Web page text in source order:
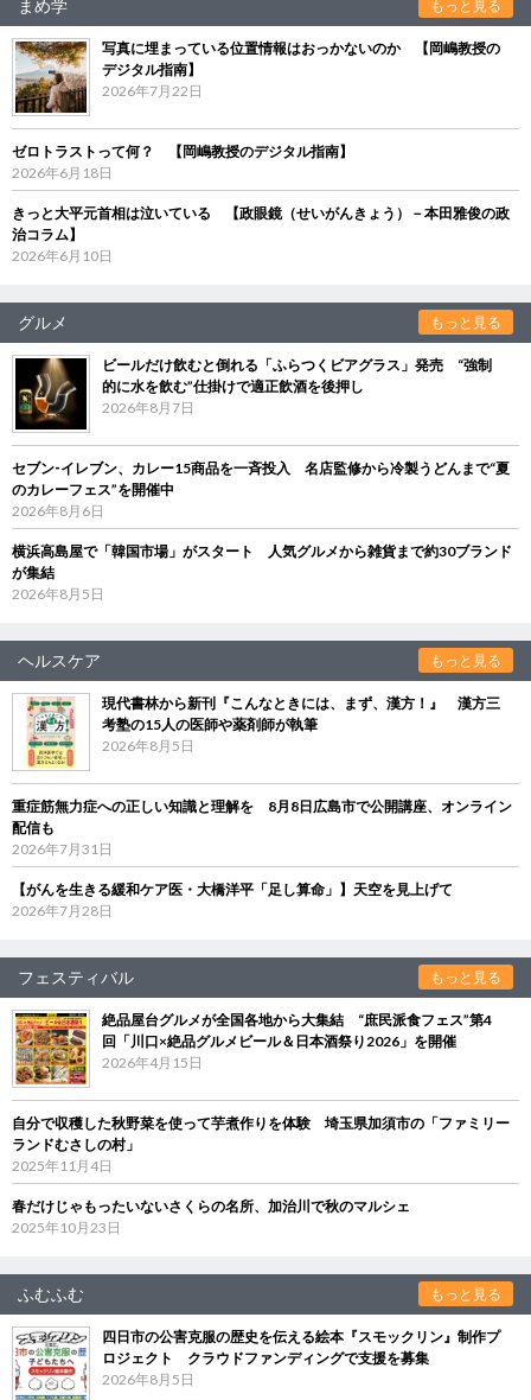
まめ学 もっと見る
写真に埋まっている位置情報はおっかないのか 【岡嶋教授の
デジタル指南】
2026年7月22日
ゼロトラストって何？ 【岡嶋教授のデジタル指南】
2026年6月18日
きっと大平元首相は泣いている 【政眼鏡（せいがんきょう）－本田雅俊の政
治コラム】
2026年6月10日
グルメ もっと見る
ビールだけ飲むと倒れる「ふらつくビアグラス」発売 “強制
的に水を飲む”仕掛けで適正飲酒を後押し
2026年8月7日
セブン‐イレブン、カレー15商品を一斉投入 名店監修から冷製うどんまで“夏
のカレーフェス”を開催中
2026年8月6日
横浜高島屋で「韓国市場」がスタート 人気グルメから雑貨まで約30ブランド
が集結
2026年8月5日
ヘルスケア もっと見る
現代書林から新刊『こんなときには、まず、漢方！』 漢方三
考塾の15人の医師や薬剤師が執筆
2026年8月5日
重症筋無力症への正しい知識と理解を 8月8日広島市で公開講座、オンライン
配信も
2026年7月31日
【がんを生きる緩和ケア医・大橋洋平「足し算命」】天空を見上げて
2026年7月28日
フェスティバル もっと見る
絶品屋台グルメが全国各地から大集結 “庶民派食フェス”第4
回「川口×絶品グルメビール＆日本酒祭り2026」を開催
2026年4月15日
自分で収穫した秋野菜を使って芋煮作りを体験 埼玉県加須市の「ファミリー
ランドむさしの村」
2025年11月4日
春だけじゃもったいないさくらの名所、加治川で秋のマルシェ
2025年10月23日
ふむふむ もっと見る
四日市の公害克服の歴史を伝える絵本『スモックリン』制作プ
ロジェクト クラウドファンディングで支援を募集
2026年8月5日